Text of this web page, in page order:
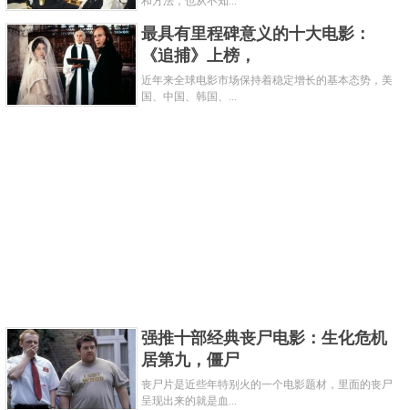
老少皆宜。回头看这种节奏走向还颇有点木偶奇遇记
的跌宕起伏感，这部片确实不错。但第二部好跳戏乱
乱的，也加上多莉的形象不好看。
关键字：电影
最具有里程碑意义的十大电影：
《追捕》上榜，
近年来全球电影市场保持着稳定增长的基本态势，美
国、中国、韩国、...
强推十部经典丧尸电影：生化危机
居第九，僵尸
丧尸片是近些年特别火的一个电影题材，里面的丧尸
呈现出来的就是血...